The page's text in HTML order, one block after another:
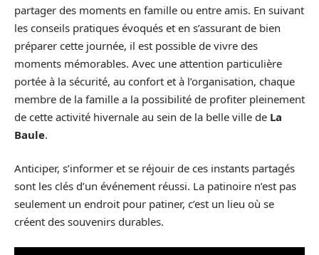
partager des moments en famille ou entre amis. En suivant
les conseils pratiques évoqués et en s’assurant de bien
préparer cette journée, il est possible de vivre des
moments mémorables. Avec une attention particulière
portée à la sécurité, au confort et à l’organisation, chaque
membre de la famille a la possibilité de profiter pleinement
de cette activité hivernale au sein de la belle ville de La
Baule.
Anticiper, s’informer et se réjouir de ces instants partagés
sont les clés d’un événement réussi. La patinoire n’est pas
seulement un endroit pour patiner, c’est un lieu où se
créent des souvenirs durables.